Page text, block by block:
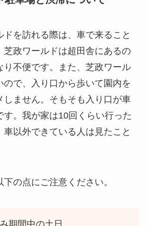
ドを訪れる際は、車で来ること
芝政ワールドは超田舎にあるの
り不便です。また、芝政ワール
ので、入り口から歩いて園内を
しません。そもそも入り口が車
す。我が家は10回くらい行った
車以外できている人は見たこと
の点にご注意ください。